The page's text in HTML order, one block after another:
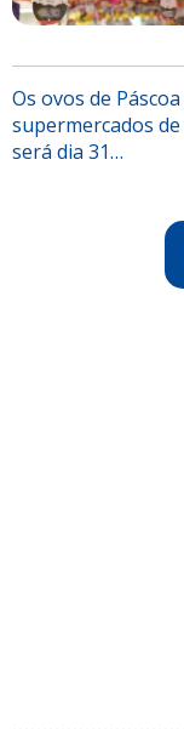
Os ovos de
supermercados de
será dia 31…